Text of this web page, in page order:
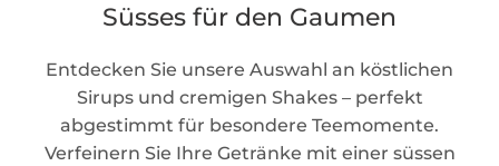
Süsses für den Gaumen
Entdecken Sie unsere Auswahl an köstlichen
Sirups und cremigen Shakes – perfekt
abgestimmt für besondere Teemomente.
Verfeinern Sie Ihre Getränke mit einer süssen